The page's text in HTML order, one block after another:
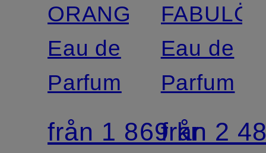
ORANGE
Eau de
Parfum
från 1 869 kr
Eau de
Parfum
från 2